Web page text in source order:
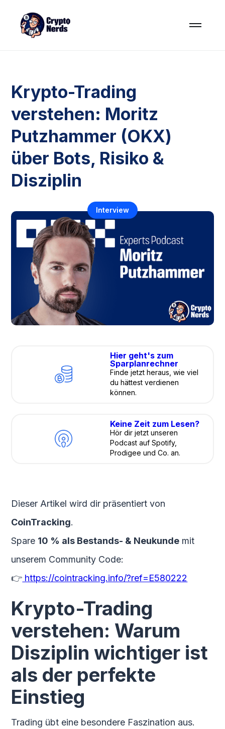
Krypto-Trading
verstehen: Moritz
Putzhammer (OKX)
über Bots, Risiko &
Disziplin
Interview
Hier geht's zum
Sparplanrechner
Finde jetzt heraus, wie viel
du hättest verdienen
können.
Keine Zeit zum Lesen?
Hör dir jetzt unseren
Podcast auf Spotify,
Prodigee und Co. an.
Dieser Artikel wird dir präsentiert von
CoinTracking.
Spare 10 % als Bestands- & Neukunde mit
unserem Community Code:
👉 https://cointracking.info/?ref=E580222
Krypto-Trading
verstehen: Warum
Disziplin wichtiger ist
als der perfekte
Einstieg
Trading übt eine besondere Faszination aus.